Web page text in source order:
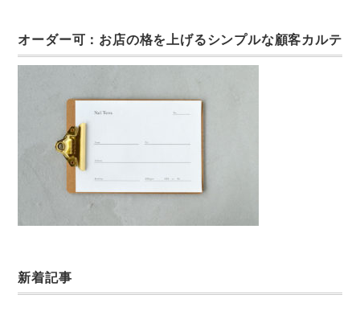
オーダー可：お店の格を上げるシンプルな顧客カルテ
新着記事